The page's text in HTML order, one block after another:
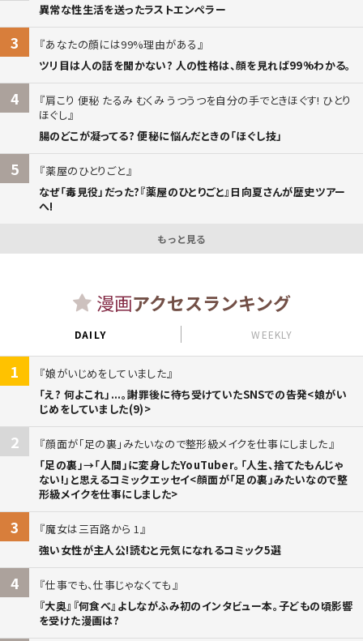
異常な性生活を送ったラストエンペラー
3
あなたの顔には99%理由がある
ツリ目は人の話を聞かない? 人の性格は、顔を見れば99%わかる。
4
肩こり 便秘 たるみ むくみ うつうつを自分の手でときほぐす! ひとり
ほぐし
腸のどこが凝ってる? 便秘に悩んだときの「ほぐし技」
5
薬屋のひとりごと
なぜ「毒見役」だった?『薬屋のひとりごと』日向夏さんが歴史ツアー
へ!
もっと見る
漫画アクセスランキング
DAILY WEEKLY
1
娘がいじめをしていました
「え? 何よこれ」...。謝罪後に待ち受けていたSNSでの告発<娘がい
じめをしていました(9)>
2
顔面が「足の裏」みたいなので整形級メイクを仕事にしました
「足の裏」→「人間」に変身したYouTuber。「人生、捨てたもんじゃ
ない!」と思えるコミックエッセイ<顔面が「足の裏」みたいなので整
形級メイクを仕事にしました>
3
魔女は三百路から 1
強い女性が主人公!読むと元気になれるコミック5選
4
仕事でも、仕事じゃなくても
『大奥』『何食べ』よしながふみ初のインタビュー本。子どもの頃影響
を受けた漫画は?